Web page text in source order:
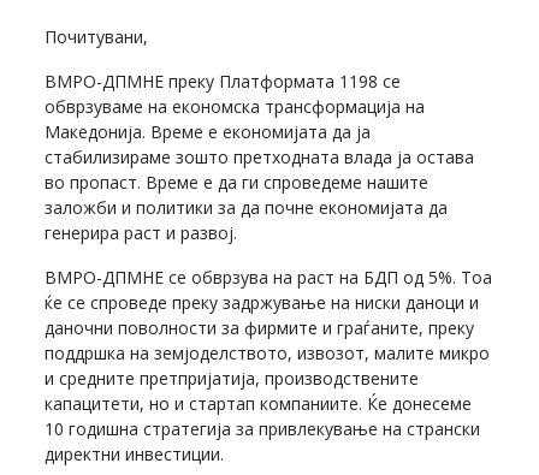
Почитувани,
ВМРО-ДПМНЕ преку Платформата 1198 се
обврзуваме на економска трансформација на
Македонија. Време е економијата да ја
стабилизираме зошто претходната влада ја остава
во пропаст. Време е да ги спроведеме нашите
заложби и политики за да почне економијата да
генерира раст и развој.
ВМРО-ДПМНЕ се обврзува на раст на БДП од 5%. Тоа
ќе се спроведе преку задржување на ниски даноци и
даночни поволности за фирмите и граѓаните, преку
поддршка на земјоделството, извозот, малите микро
и средните претпријатија, производствените
капацитети, но и стартап компаниите. Ќе донесеме
10 годишна стратегија за привлекување на странски
директни инвестиции.